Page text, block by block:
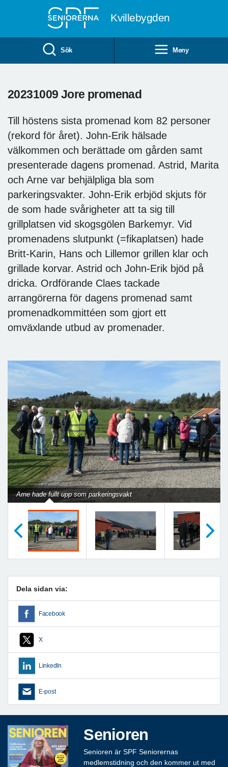
Kvillebygden
Sök Meny
20231009 Jore promenad
Till höstens sista promenad kom 82 personer
(rekord för året). John-Erik hälsade
välkommen och berättade om gården samt
presenterade dagens promenad. Astrid, Marita
och Arne var behjälpliga bla som
parkeringsvakter. John-Erik erbjöd skjuts för
de som hade svårigheter att ta sig till
grillplatsen vid skogsgölen Barkemyr. Vid
promenadens slutpunkt (=fikaplatsen) hade
Britt-Karin, Hans och Lillemor grillen klar och
grillade korvar. Astrid och John-Erik bjöd på
dricka. Ordförande Claes tackade
arrangörerna för dagens promenad samt
promenadkommittéen som gjort ett
omväxlande utbud av promenader.
Arne hade fullt upp som parkeringsvakt
Previous Next
Dela sidan via:
Facebook
X
LinkedIn
E-post
Senioren
Senioren är SPF Seniorernas
medlemstidning och den kommer ut med